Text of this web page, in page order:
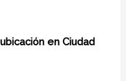
en Ciudad